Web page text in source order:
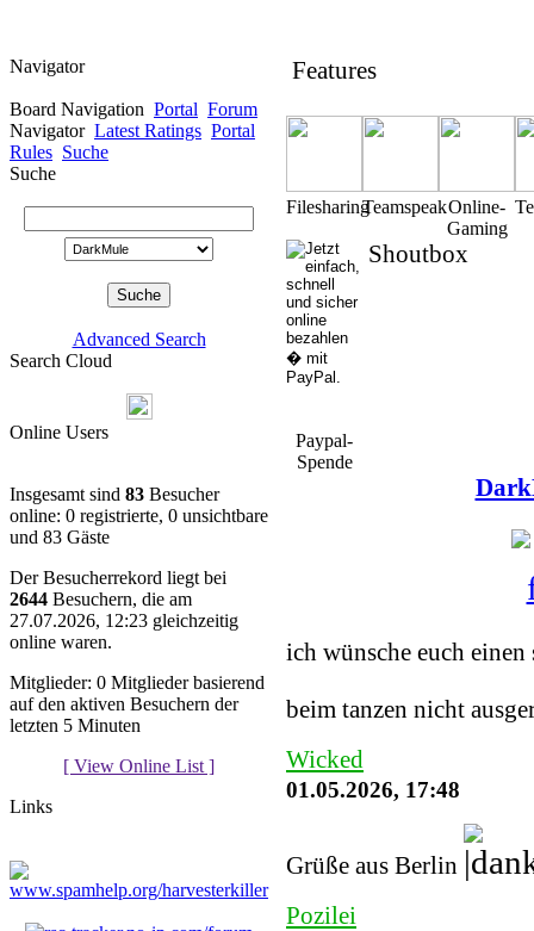
Navigator
Board Navigation Portal Forum
Navigator Latest Ratings Portal
Rules Suche
Suche
Advanced Search
Search Cloud
Online Users
Insgesamt sind 83 Besucher
online: 0 registrierte, 0 unsichtbare
und 83 Gäste
Der Besucherrekord liegt bei
2644 Besuchern, die am
27.07.2026, 12:23 gleichzeitig
online waren.
Mitglieder: 0 Mitglieder basierend
auf den aktiven Besuchern der
letzten 5 Minuten
[ View Online List ]
Links
Features
FilesharingTeamspeakOnline-
Gaming
Paypal-
Spende
Shoutbox
ich wünsche euch
beim tanzen nicht
Wicked
01.05.2026, 17:48
Grüße aus Berlin
Pozilei